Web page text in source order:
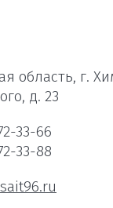
область, г.
д. 23
33-66
33-88